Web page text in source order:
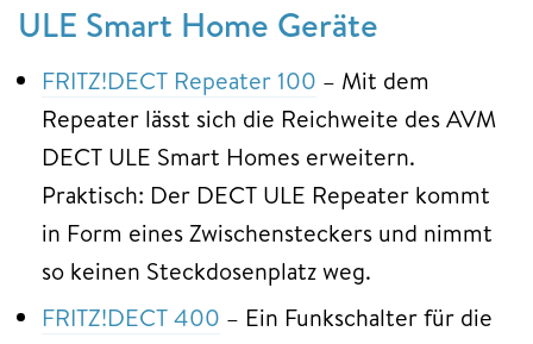
ULE Smart Home Geräte
FRITZ!DECT Repeater 100 – Mit dem
Repeater lässt sich die Reichweite des AVM
DECT ULE Smart Homes erweitern.
Praktisch: Der DECT ULE Repeater kommt
in Form eines Zwischensteckers und nimmt
so keinen Steckdosenplatz weg.
FRITZ!DECT 400 – Ein Funkschalter für die